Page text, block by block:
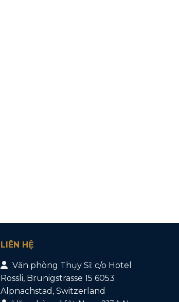
LIÊN HỆ
Văn phòng Thụy Sĩ: c/o Hotel
Rossli, Brunigstrasse 15 6053
Alpnachstad, Switzerland